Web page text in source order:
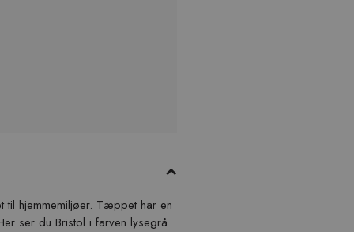
til hjemmemiljøer. Tæppet har en
ser du Bristol i farven lysegrå